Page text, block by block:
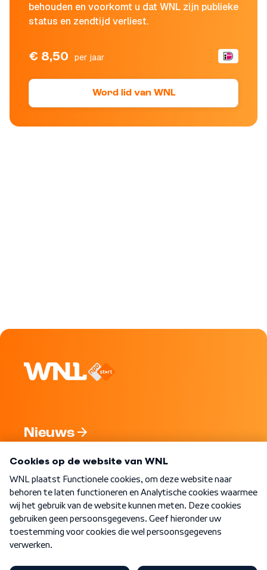
behouden en voorkomt u dat WNL zijn publieke
status en zendtijd verliest.
€ 8,50 per jaar
Word lid van WNL
Nieuws
Nieuwsbrief
Word Lid